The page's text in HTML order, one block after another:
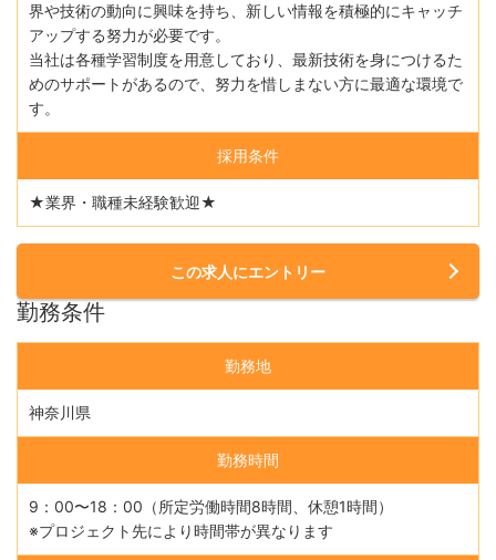
界や技術の動向に興味を持ち、新しい情報を積極的にキャッチ
アップする努力が必要です。
当社は各種学習制度を用意しており、最新技術を身につけるた
めのサポートがあるので、努力を惜しまない方に最適な環境で
す。
採用条件
★業界・職種未経験歓迎★
この求人にエントリー
勤務条件
勤務地
神奈川県
勤務時間
9：00〜18：00（所定労働時間8時間、休憩1時間）
※プロジェクト先により時間帯が異なります